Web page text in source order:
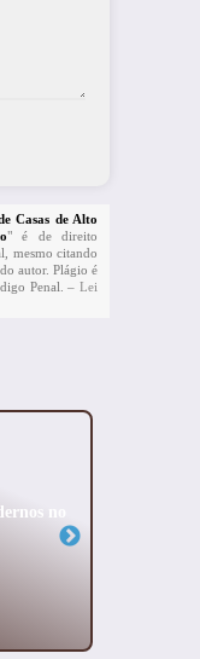
Casas de Alto
" é de direito
mesmo citando
autor. Plágio é
Penal. –Lei
no